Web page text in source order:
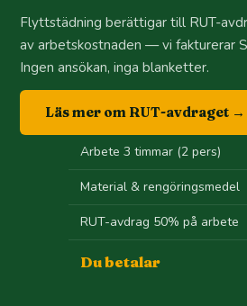
Flyttstädning berättigar till RUT-
av arbetskostnaden — vi fakturerar
Ingen ansökan, inga blanketter.
Läs mer om RUT-avdraget →
Arbete 3 timmar (2 pers)
Material & rengöringsmedel
RUT-avdrag 50% på arbete
Du betalar